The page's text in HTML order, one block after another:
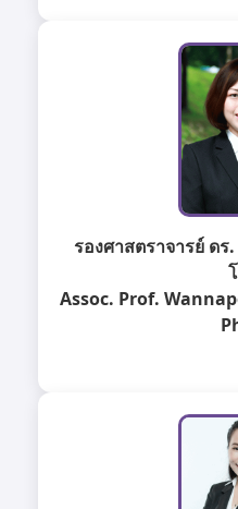
รองศาสตราจารย์ ด
Assoc. Prof.